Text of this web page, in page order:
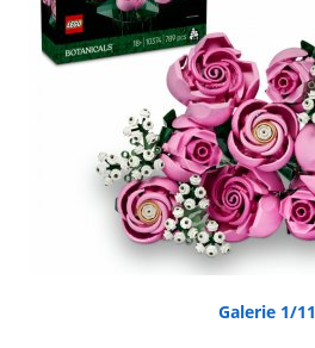
Galerie 1/11